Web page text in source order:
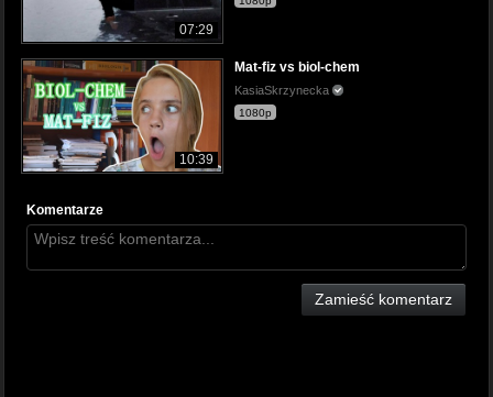
07:29
10:39
Mat-fiz vs biol-chem
KasiaSkrzynecka
1080p
Komentarze
Zamieść komentarz